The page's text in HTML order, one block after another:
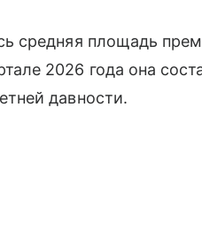
средняя площадь
2026 года она
давности.